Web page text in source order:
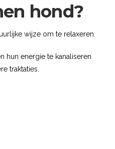
hond?
wijze om te relaxeren.
hun energie te kanaliseren
traktaties.